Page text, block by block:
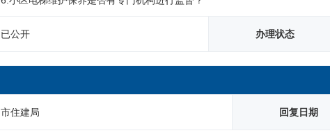
已公开 办理状态
市住建局 回复日期